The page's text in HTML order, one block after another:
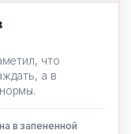
что
а в
в запененной